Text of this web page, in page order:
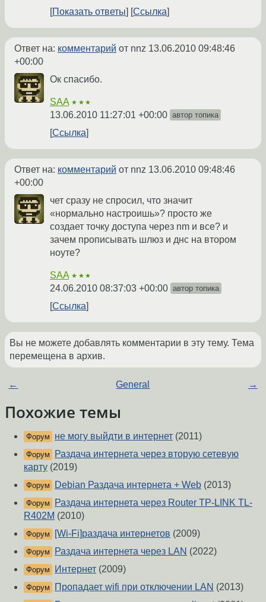
Показать ответы
Ссылка
Ответ на: комментарий от nnz 13.06.2010 09:48:46
+00:00
Ок спасибо.
SAA ★★★
13.06.2010 11:27:01 +00:00 автор топика
Ссылка
Ответ на: комментарий от nnz 13.06.2010 09:48:46
+00:00
чет сразу не спросил, что значит
«нормально настроишь»? просто же
создает точку доступа через nm и все? и
зачем прописывать шлюз и днс на втором
ноуте?
SAA ★★★
24.06.2010 08:37:03 +00:00 автор топика
Ссылка
Вы не можете добавлять комментарии в эту тему. Тема
перемещена в архив.
← General →
Похожие темы
Форум не могу выйдти в интернет (2011)
Форум
Раздача интернета через вторую сетевую
карту (2019)
Форум Debian Раздача интернета + Web (2013)
Форум
Раздача интернета через Router TP-LINK TL-
R402M (2010)
Форум [Wi-Fi]раздача интернетов (2009)
Форум Раздача интернета через LAN (2022)
Форум Интернет (2009)
Форум Пропадает wifi при отключении LAN (2013)